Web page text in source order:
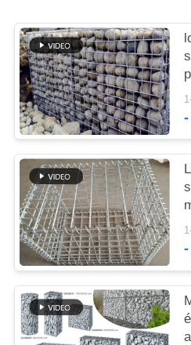
NOUS
CONTACTER
NOUVELLES
LES
AFFAIRES
SITEMAP
POLITIQUE
DE